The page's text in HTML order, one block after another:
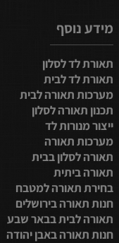
מידע נוסף
תאורת לד לסלון
תאורת לד לבית
מערכות תאורה לבית
תכנון תאורה לסלון
ייצור מנורות לד
מערכות תאורה
תאורה לסלון בבית
תאורה ביתית
בחירת תאורה למטבח
חנות תאורה בירושלים
תאורה לבית בבאר שבע
חנות תאורה באבן יהודה